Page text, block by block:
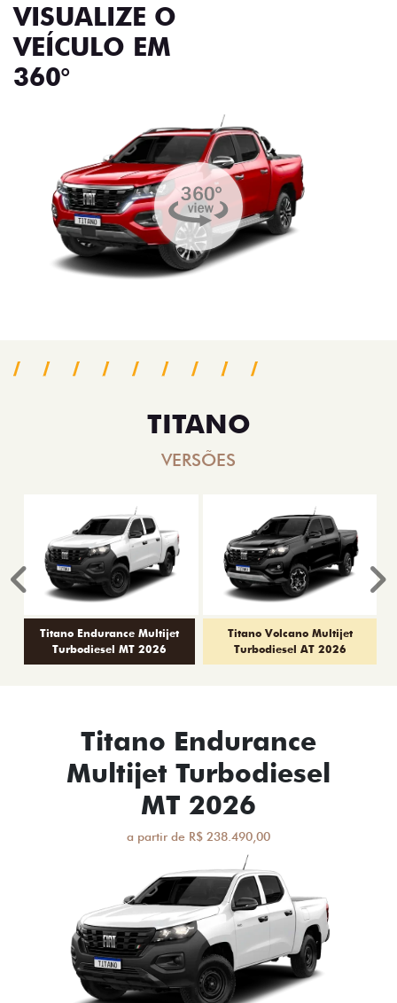
VISUALIZE O
VEÍCULO EM
360°
TITANO
VERSÕES
Titano Endurance Multijet
Turbodiesel MT 2026
Titano Volcano Multijet
Turbodiesel AT 2026
Anterior
Titano Endurance
Multijet Turbodiesel
MT 2026
a partir de R$ 238.490,00